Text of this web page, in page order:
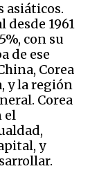
asiáticos.
1961
con su
de ese
Corea
y la región
Corea
el
y